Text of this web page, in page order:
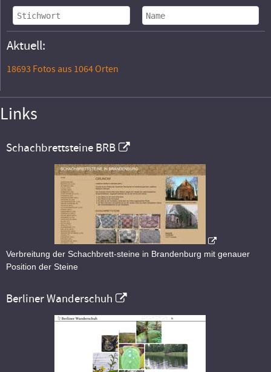
Aktuell:
18693 Fotos aus 1064 Orten
Links
Schachbrettsteine BRB
Verbreitung der Schachbrett-steine in Brandenburg mit genauer
Position der Steine
Berliner Wanderschuh